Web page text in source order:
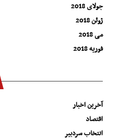
جولای 2018
ژوئن 2018
می 2018
فوریه 2018
آخرین اخبار
اقتصاد
انتخاب سردبیر